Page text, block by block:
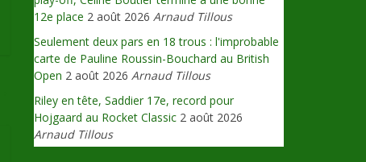
12e place 2 août 2026 Arnaud Tillous
Seulement deux pars en 18 trous : l'improbable
carte de Pauline Roussin-Bouchard au British
Open 2 août 2026 Arnaud Tillous
Riley en tête, Saddier 17e, record pour
Hojgaard au Rocket Classic 2 août 2026
Arnaud Tillous